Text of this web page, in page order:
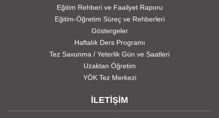
Eğitim Rehberi ve Faailyet Raporu
Eğitim-Öğretim Süreç ve Rehberleri
Göstergeler
Haftalık Ders Programı
Tez Savunma / Yeterlik Gün ve Saatleri
Uzaktan Öğretim
YÖK Tez Merkezi
İLETİŞİM